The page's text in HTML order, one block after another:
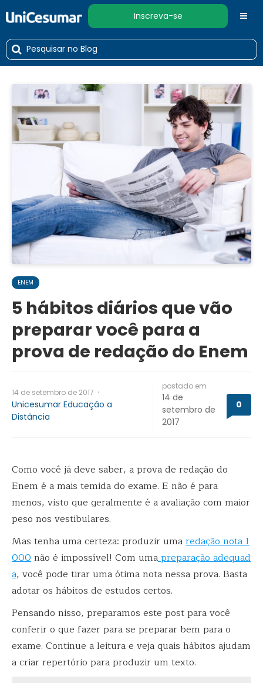
Inscreva-se
ENEM
5 hábitos diários que vão
preparar você para a
prova de redação do Enem
14 de setembro de 2017 ·
Unicesumar Educação a
Distância
postado em
14 de
setembro de
2017
0
Como você já deve saber, a prova de redação do
Enem é a mais temida do exame. E não é para
menos, visto que geralmente é a avaliação com maior
peso nos vestibulares.
Mas tenha uma certeza: produzir umaredação nota 1
000não é impossível! Com umapreparação adequad
a, você pode tirar uma ótima nota nessa prova. Basta
adotar os hábitos de estudos certos.
Pensando nisso, preparamos este post para você
conferir o que fazer para se preparar bem para o
exame. Continue a leitura e veja quais hábitos ajudam
a criar repertório para produzir um texto.